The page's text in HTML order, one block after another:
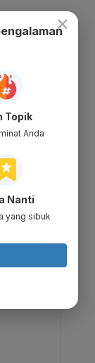
×
Topik
Anda
Nanti
yang sibuk